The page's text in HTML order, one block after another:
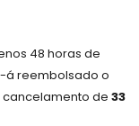
48 horas de
á reembolsado o
de 33